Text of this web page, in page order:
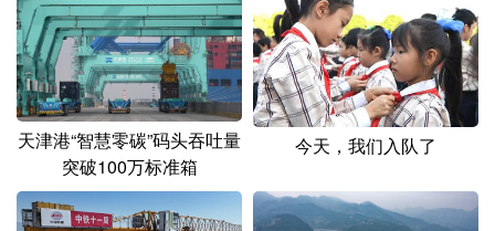
天津港“智慧零碳”码头吞吐量
突破100万标准箱
今天，我们入队了